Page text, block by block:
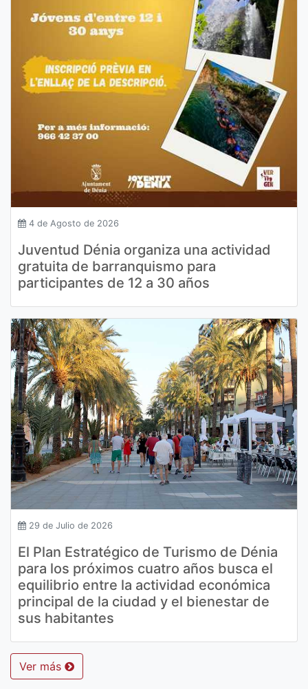
4 de Agosto de 2026
Juventud Dénia organiza una actividad
gratuita de barranquismo para
participantes de 12 a 30 años
29 de Julio de 2026
El Plan Estratégico de Turismo de Dénia
para los próximos cuatro años busca el
equilibrio entre la actividad económica
principal de la ciudad y el bienestar de
sus habitantes
Ver más